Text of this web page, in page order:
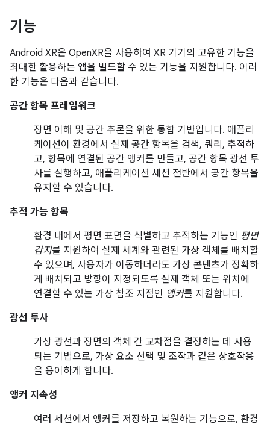
기능
Android XR은 OpenXR을 사용하여 XR 기기의 고유한 기능을
최대한 활용하는 앱을 빌드할 수 있는 기능을 지원합니다. 이러
한 기능은 다음과 같습니다.
공간 항목 프레임워크
장면 이해 및 공간 추론을 위한 통합 기반입니다. 애플리
케이션이 환경에서 실제 공간 항목을 검색, 쿼리, 추적하
고, 항목에 연결된 공간 앵커를 만들고, 공간 항목 광선 투
사를 실행하고, 애플리케이션 세션 전반에서 공간 항목을
유지할 수 있습니다.
추적 가능 항목
환경 내에서 평면 표면을 식별하고 추적하는 기능인 평면
감지를 지원하여 실제 세계와 관련된 가상 객체를 배치할
수 있으며, 사용자가 이동하더라도 가상 콘텐츠가 정확하
게 배치되고 방향이 지정되도록 실제 객체 또는 위치에
연결할 수 있는 가상 참조 지점인 앵커를 지원합니다.
광선 투사
가상 광선과 장면의 객체 간 교차점을 결정하는 데 사용
되는 기법으로, 가상 요소 선택 및 조작과 같은 상호작용
을 용이하게 합니다.
앵커 지속성
여러 세션에서 앵커를 저장하고 복원하는 기능으로, 환경